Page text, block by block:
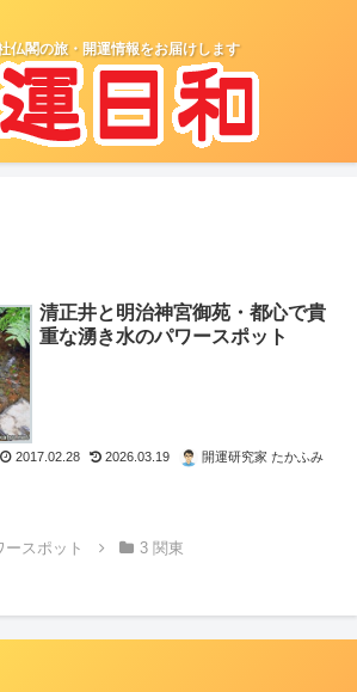
仏閣の旅・開運情報をお届けします
清正井と明治神宮御苑・都心で貴
重な湧き水のパワースポット
2017.02.28 2026.03.19 開運研究家 たかふみ
ースポット 3 関東